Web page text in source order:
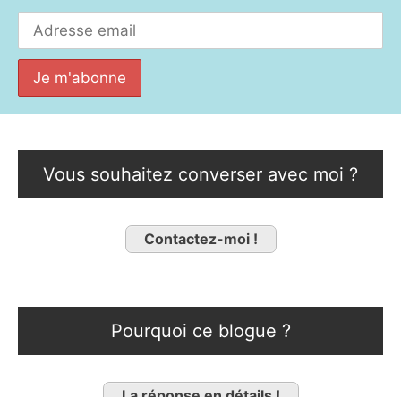
Vous souhaitez converser avec moi ?
Contactez-moi !
Pourquoi ce blogue ?